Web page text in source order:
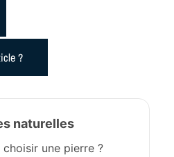
?
naturelles
choisir une pierre ?